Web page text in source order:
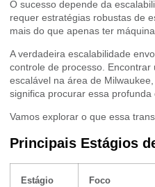
O sucesso depende da
requer estratégias robustas de
mais do que apenas ter
A verdadeira escalabilidade
controle de processo.
escalável na área de
significa procurar essa profunda
Vamos explorar o que essa
Principais Estágios
Estágio Foco